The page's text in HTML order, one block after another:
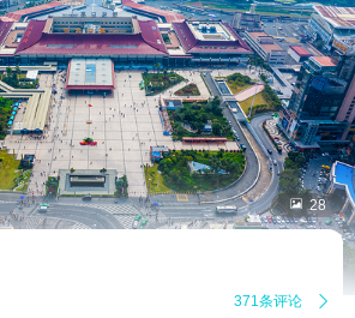
 28
371条评论 